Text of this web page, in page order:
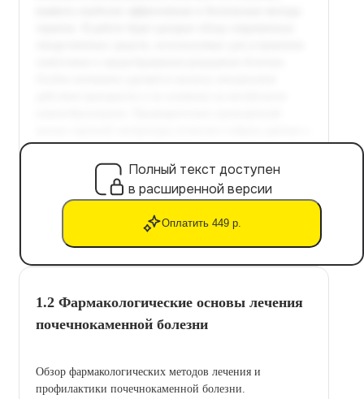
Полный текст доступен
в расширенной версии
Оплатить 449 р.
1.2 Фармакологические основы лечения
почечнокаменной болезни
Обзор фармакологических методов лечения и
профилактики почечнокаменной болезни.